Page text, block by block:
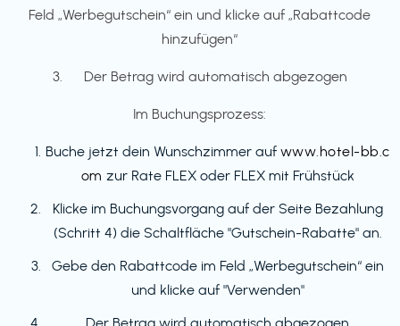
Feld „Werbegutschein“ ein und klicke auf „Rabattcode
hinzufügen“
3. Der Betrag wird automatisch abgezogen
Im Buchungsprozess:
Buche jetzt dein Wunschzimmer auf www.hotel-bb.c
om zur Rate FLEX oder FLEX mit Frühstück
Klicke im Buchungsvorgang auf der Seite Bezahlung
(Schritt 4) die Schaltfläche "Gutschein-Rabatte" an.
Gebe den Rabattcode im Feld „Werbegutschein“ ein
und klicke auf "Verwenden"